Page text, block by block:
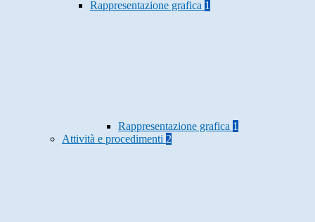
Rappresentazione grafica 1
Rappresentazione grafica 1
Attività e procedimenti 2